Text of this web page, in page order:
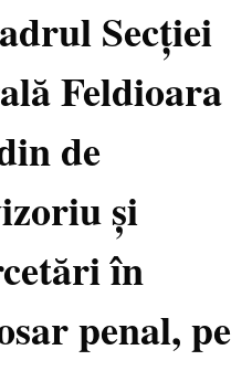
Secției
Feldioara
de
și
în
penal, pe